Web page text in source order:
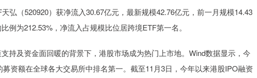
弘（520920）获净流入30.67亿元，最新规模42.76亿元，前一月规模14.43
例为212.53%，净流入占规模比位居跨境ETF第一名。
持及资金面回暖的背景下，港股市场成为热门上市地。Wind数据显示，今
资额在全球各大交易所中排名第一。截至11月3日，今年以来港股IPO融资